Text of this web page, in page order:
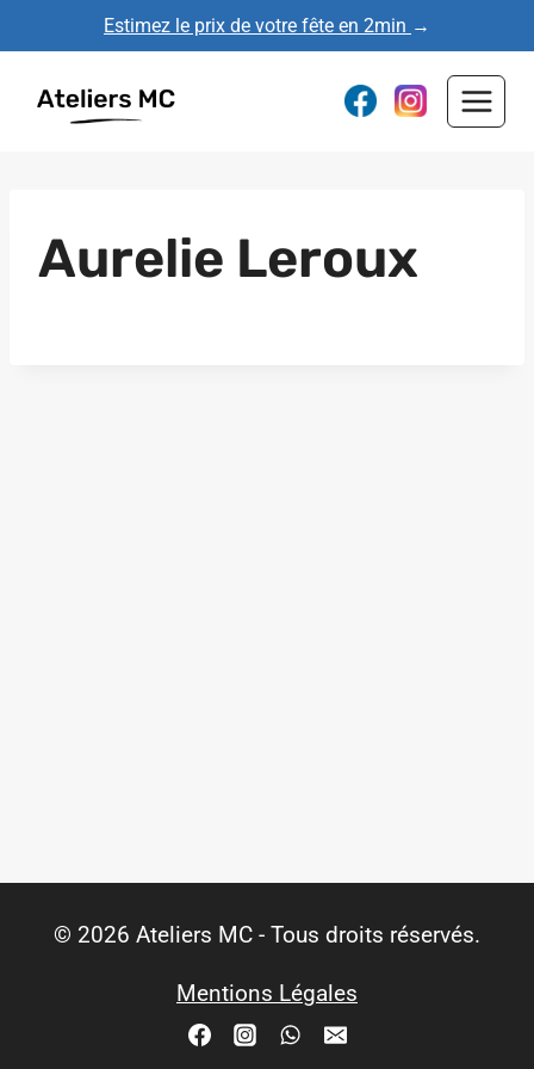
au
contenu
Estimez le prix de votre fête en 2min →
Aurelie Leroux
© 2026 Ateliers MC - Tous droits réservés.
Mentions Légales